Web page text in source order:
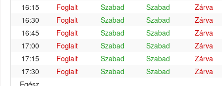
16:15
Foglalt Szabad Szabad
Zárva
16:30
Foglalt Szabad Szabad
Zárva
16:45
Foglalt Szabad Szabad
Zárva
17:00
Foglalt Szabad Szabad
Zárva
17:15
Foglalt Szabad Szabad
Zárva
17:30
Foglalt Szabad Szabad
Zárva